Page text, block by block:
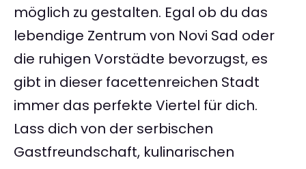
möglich zu gestalten. Egal ob du das
lebendige Zentrum von Novi Sad oder
die ruhigen Vorstädte bevorzugst, es
gibt in dieser facettenreichen Stadt
immer das perfekte Viertel für dich.
Lass dich von der serbischen
Gastfreundschaft, kulinarischen